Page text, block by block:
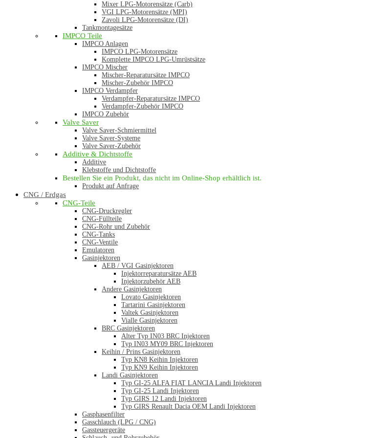
Mixer LPG-Motorensätze (Carb)
VGI LPG-Motorensätze (MPI)
Zavoli LPG-Motorensätze (DI)
Tankmontagesätze
IMPCO Teile
IMPCO Anlagen
IMPCO LPG-Motorensätze
Komplette IMPCO LPG-Umrüstsätze
IMPCO Mischer
Mischer-Reparatursätze IMPCO
Mischer-Zubehör IMPCO
IMPCO Verdampfer
Verdampfer-Reparatursätze IMPCO
Verdampfer-Zubehör IMPCO
IMPCO Zubehör
Valve Saver
Valve Saver-Schmiermittel
Valve Saver-Systeme
Valve Saver-Zubehör
Additive & Dichtstoffe
Additive
Klebstoffe und Dichtstoffe
Bestellen Sie ein Produkt, das nicht im Online-Shop erhältlich ist.
Produkt auf Anfrage
CNG / Erdgas
CNG-Teile
CNG-Druckregler
CNG-Füllteile
CNG-Rohr und Zubehör
CNG-Tanks
CNG-Ventile
Emulatoren
Gasinjektoren
AEB / VGI Gasinjektoren
Injektorreparatursätze AEB
Injektorzubehör AEB
Andere Gasinjektoren
Lovato Gasinjektoren
Tartarini Gasinjektoren
Valtek Gasinjektoren
Vialle Gasinjektoren
BRC Gasinjektoren
Alter Typ IN03 BRC Injektoren
Typ IN03 MY09 BRC Injektoren
Keihin / Prins Gasinjektoren
Typ KN8 Keihin Injektoren
Typ KN9 Keihin Injektoren
Landi Gasinjektoren
Typ GI-25 ALFA FIAT LANCIA Landi Injektoren
Typ GI-25 Landi Injektoren
Typ GIRS 12 Landi Injektoren
Typ GIRS Renault Dacia OEM Landi Injektoren
Gasphasenfilter
Gasschlauch (LPG / CNG)
Gassteuergeräte